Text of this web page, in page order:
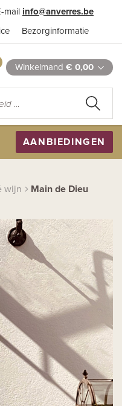
mail info@anverres.be
Bezorginformatie
Winkelmand € 0,00
AANBIEDINGEN
wijn Main de Dieu